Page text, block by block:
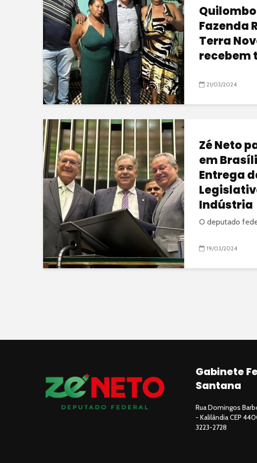
Fazenda
Terra
recebem
21/03/2024
Zé Neto
em
Entrega
Indústria
O deputado
19/03/2024
Gabinete
Santana
Rua Domingos
- Kalilândia CEP
3223-2728